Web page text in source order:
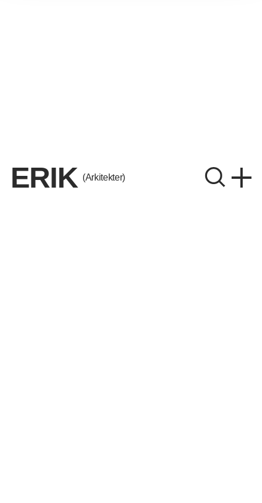
ERIK (Arkitekter)